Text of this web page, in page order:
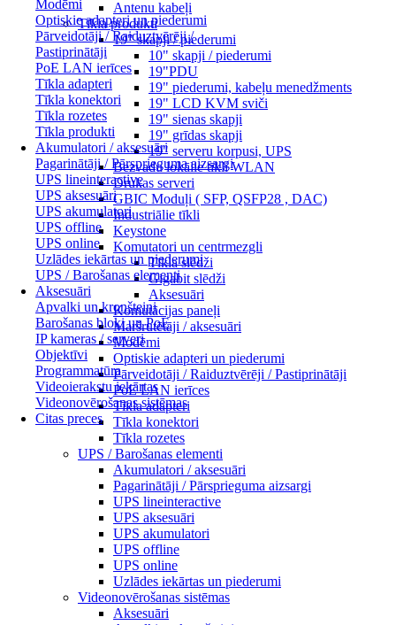
Modēmi
Optiskie adapteri un piederumi
Pārveidotāji / Raiduztvērēji /
Pastiprinātāji
PoE LAN ierīces
Tīkla adapteri
Tīkla konektori
Tīkla rozetes
Tīkla produkti
Akumulatori / aksesuāri
Pagarinātāji / Pārsprieguma aizsargi
UPS lineinteractive
UPS aksesuāri
UPS akumulatori
UPS offline
UPS online
Uzlādes iekārtas un piederumi
UPS / Barošanas elementi
Aksesuāri
Apvalki un kronšteini
Barošanas bloki un PoE
IP kameras / serveri
Objektīvi
Programmatūra
Videoierakstu iekārtas
Videonovērošanas sistēmas
Citas preces
Antenu kabeļi
Tīkla produkti
19" skapji / piederumi
10" skapji / piederumi
19"PDU
19" piederumi, kabeļu menedžments
19" LCD KVM sviči
19" sienas skapji
19" grīdas skapji
19" serveru korpusi, UPS
Bezvadu lokālie tīkli WLAN
Drukas serveri
GBIC Moduļi ( SFP, QSFP28 , DAC)
Industriālie tīkli
Keystone
Komutatori un centrmezgli
Tīkla slēdži
Gigabit slēdži
Aksesuāri
Komutācijas paneļi
Maršrutētāji / aksesuāri
Modēmi
Optiskie adapteri un piederumi
Pārveidotāji / Raiduztvērēji / Pastiprinātāji
PoE LAN ierīces
Tīkla adapteri
Tīkla konektori
Tīkla rozetes
UPS / Barošanas elementi
Akumulatori / aksesuāri
Pagarinātāji / Pārsprieguma aizsargi
UPS lineinteractive
UPS aksesuāri
UPS akumulatori
UPS offline
UPS online
Uzlādes iekārtas un piederumi
Videonovērošanas sistēmas
Aksesuāri